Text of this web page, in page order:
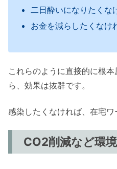
二日酔いになりたくな
お金を減らしたくなけ
これらのように直接的に根
ら、効果は抜群です。
感染したくなければ、在宅ワ
CO2削減など環